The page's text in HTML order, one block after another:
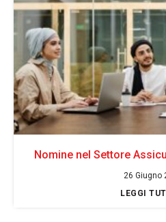
Nomine nel Settore
26 Giugno
LEGGI